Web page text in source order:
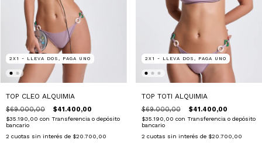
2X1 - LLEVA DOS, PAGA UNO
TOP CLEO ALQUIMIA
$69.000,00 $41.400,00
$35.190,00 con Transferencia o depósito
bancario
2 cuotas sin interés de $20.700,00
2X1 - LLEVA DOS, PAGA UNO
TOP TOTI ALQUIMIA
$69.000,00 $41.400,00
$35.190,00 con Transferencia o depósito
bancario
2 cuotas sin interés de $20.700,00